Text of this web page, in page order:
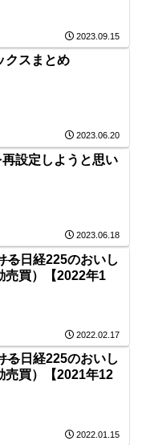
2023.09.15
クスまとめ
2023.06.20
設定しようと思い
2023.06.18
る 日経225のおいし
売買）【2022年1
2022.02.17
る 日経225のおいし
売買）【2021年12
2022.01.15